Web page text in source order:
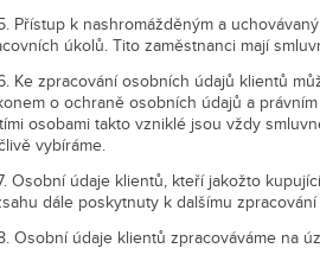
Přístup k nashromážděným a
úkolů. Tito zaměstnanci mají
Ke zpracování osobních údajů klientů
o ochraně osobních údajů a
osobami takto vzniklé jsou vždy
vybíráme.
Osobní údaje klientů, kteří jakožto
dále poskytnuty k dalšímu
Osobní údaje klientů zpracováváme na